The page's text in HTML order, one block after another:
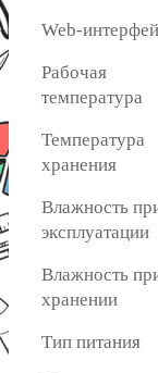
Web-
Рабочая
температура
Температура
хранения
Влажность
эксплуатации
Влажность
хранении
Тип питания